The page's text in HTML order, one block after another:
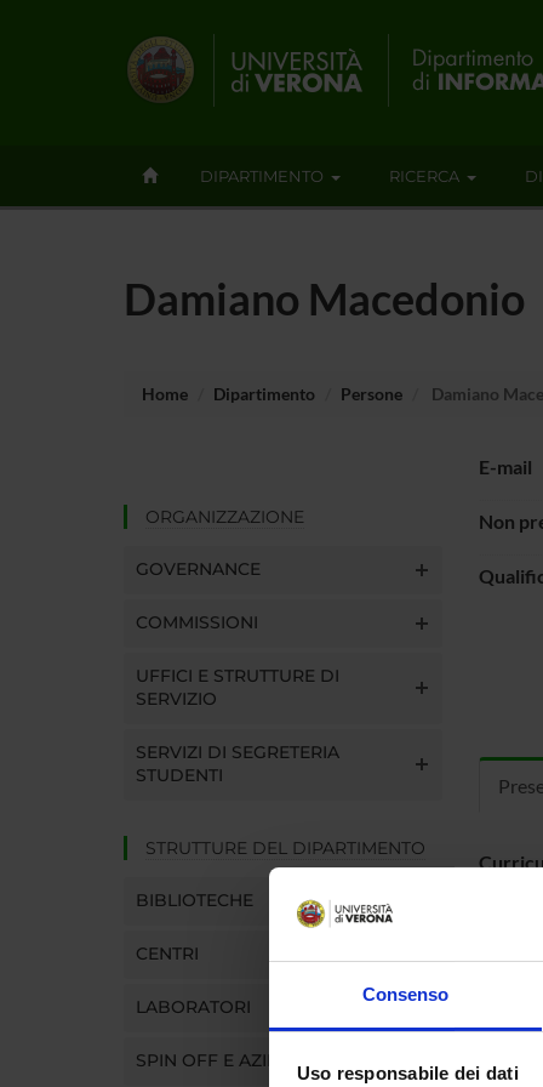
Consenso
Uso responsabile dei dati
DIPARTIMENTO RICERCA
Damiano Macedonio
Home Dipartimento Persone Damiano
ORGANIZZAZIONE
GOVERNANCE
COMMISSIONI
UFFICI E STRUTTURE DI
SERVIZIO
SERVIZI DI SEGRETERIA
STUDENTI
STRUTTURE DEL DIPARTIMENTO
BIBLIOTECHE
CENTRI
LABORATORI
SPIN OFF E AZIENDE
E-mail
Non